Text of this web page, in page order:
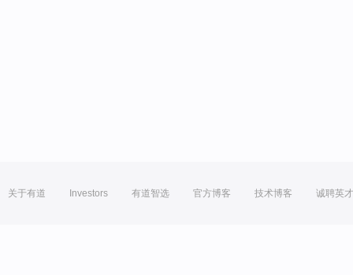
关于有道 Investors 有道智选 官方博客 技术博客 诚聘英才